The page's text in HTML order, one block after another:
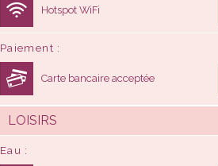
Hotspot WiFi
Paiement
Carte bancaire acceptée
LOISIRS
Eau